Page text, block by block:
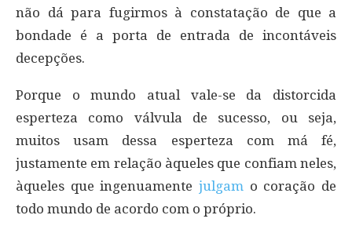
não dá para fugirmos à constatação de que a
bondade é a porta de entrada de incontáveis
decepções.
Porque o mundo atual vale-se da distorcida
esperteza como válvula de sucesso, ou seja,
muitos usam dessa esperteza com má fé,
justamente em relação àqueles que confiam neles,
àqueles que ingenuamente julgam o coração de
todo mundo de acordo com o próprio.